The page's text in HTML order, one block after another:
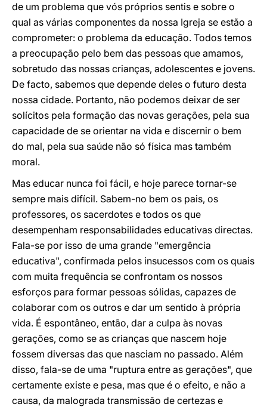
de um problema que vós próprios sentis e sobre o
qual as várias componentes da nossa Igreja se estão a
comprometer: o problema da educação. Todos temos
a preocupação pelo bem das pessoas que amamos,
sobretudo das nossas crianças, adolescentes e jovens.
De facto, sabemos que depende deles o futuro desta
nossa cidade. Portanto, não podemos deixar de ser
solícitos pela formação das novas gerações, pela sua
capacidade de se orientar na vida e discernir o bem
do mal, pela sua saúde não só física mas também
moral.
Mas educar nunca foi fácil, e hoje parece tornar-se
sempre mais difícil. Sabem-no bem os pais, os
professores, os sacerdotes e todos os que
desempenham responsabilidades educativas directas.
Fala-se por isso de uma grande "emergência
educativa", confirmada pelos insucessos com os quais
com muita frequência se confrontam os nossos
esforços para formar pessoas sólidas, capazes de
colaborar com os outros e dar um sentido à própria
vida. É espontâneo, então, dar a culpa às novas
gerações, como se as crianças que nascem hoje
fossem diversas das que nasciam no passado. Além
disso, fala-se de uma "ruptura entre as gerações", que
certamente existe e pesa, mas que é o efeito, e não a
causa, da malograda transmissão de certezas e